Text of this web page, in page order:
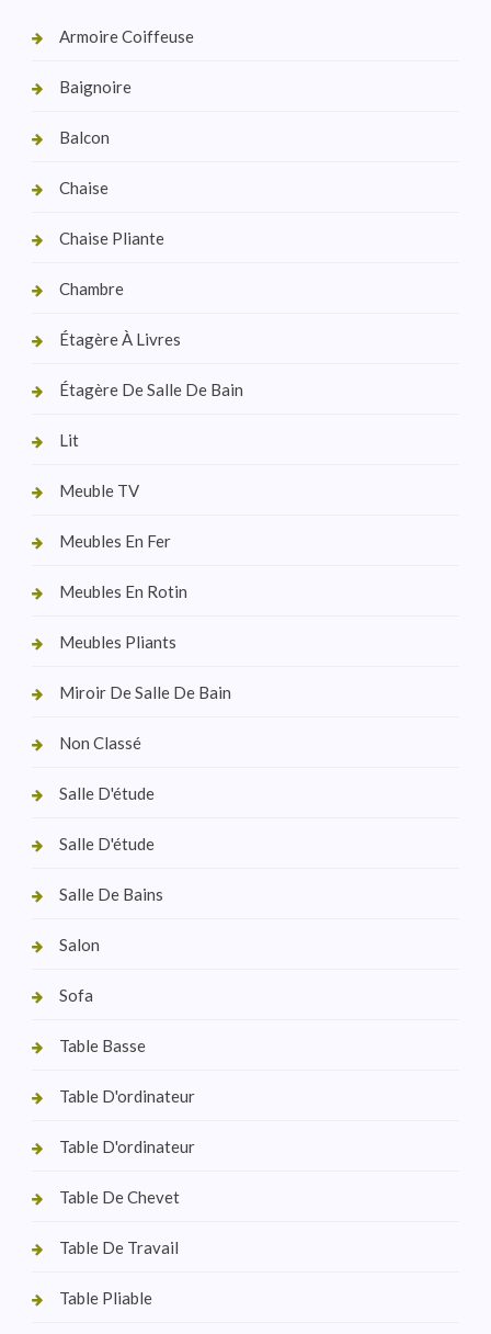
Armoire Coiffeuse
Baignoire
Balcon
Chaise
Chaise Pliante
Chambre
Étagère À Livres
Étagère De Salle De Bain
Lit
Meuble TV
Meubles En Fer
Meubles En Rotin
Meubles Pliants
Miroir De Salle De Bain
Non Classé
Salle D'étude
Salle D'étude
Salle De Bains
Salon
Sofa
Table Basse
Table D'ordinateur
Table D'ordinateur
Table De Chevet
Table De Travail
Table Pliable